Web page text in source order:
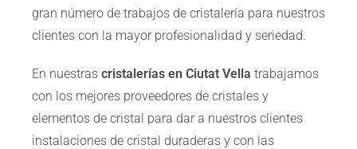
gran número de trabajos de cristalería para nuestros
clientes con la mayor profesionalidad y seriedad.
En nuestras cristalerías en Ciutat Vella trabajamos
con los mejores proveedores de cristales y
elementos de cristal para dar a nuestros clientes
instalaciones de cristal duraderas y con las